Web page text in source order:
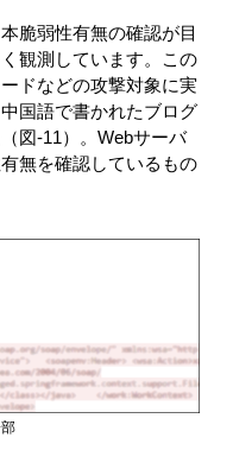
脆弱性有無の確認が目
観測しています。この
ドなどの攻撃対象に実
国語で書かれたブログ
図-11）。Webサーバ
無を確認しているもの